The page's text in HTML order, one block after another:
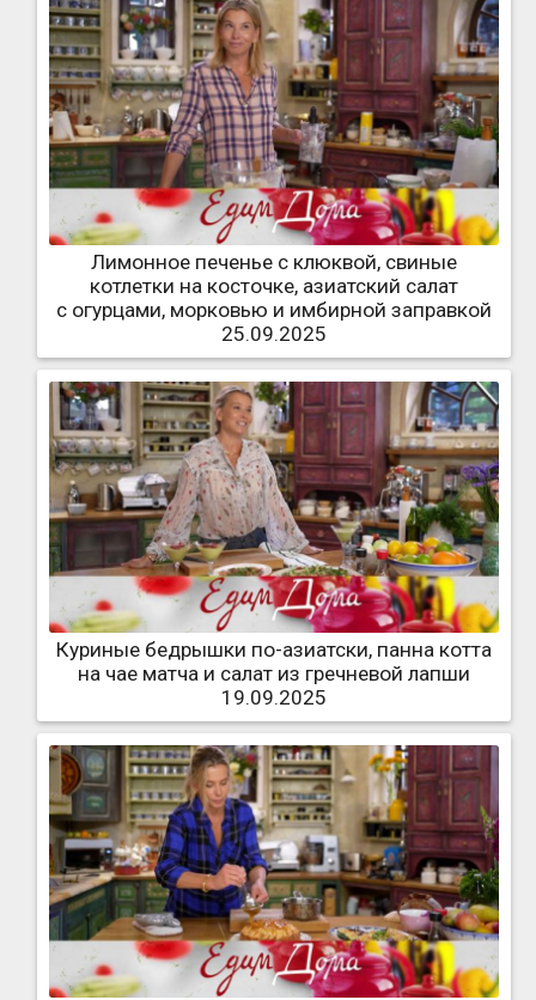
Лимонное печенье с клюквой, свиные
котлетки на косточке, азиатский салат
с огурцами, морковью и имбирной заправкой
25.09.2025
Куриные бедрышки по-азиатски, панна котта
на чае матча и салат из гречневой лапши
19.09.2025